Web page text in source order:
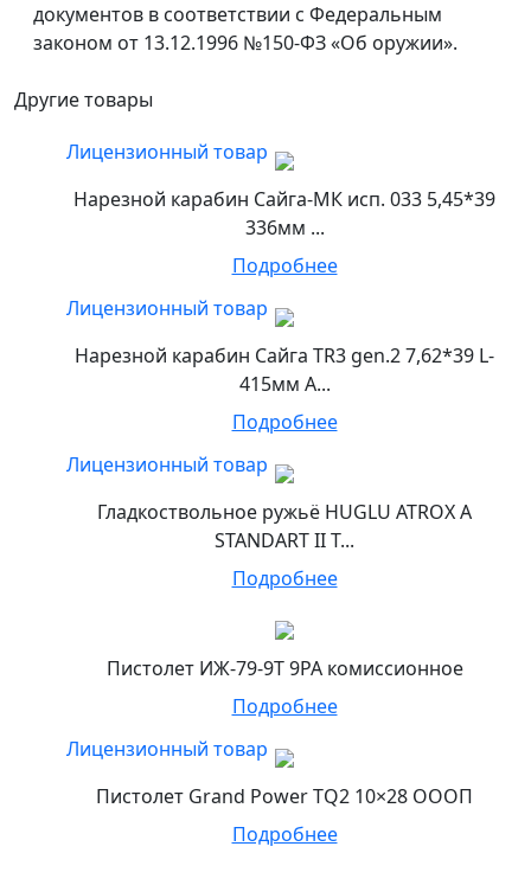
документов в соответствии с Федеральным
законом от 13.12.1996 №150-ФЗ «Об оружии».
Другие товары
Лицензионный товар
Нарезной карабин Сайга-МК исп. 033 5,45*39
336мм ...
Подробнее
Лицензионный товар
Нарезной карабин Сайга TR3 gen.2 7,62*39 L-
415мм А...
Подробнее
Лицензионный товар
Гладкоствольное ружьё HUGLU ATROX A
STANDART II T...
Подробнее
Пистолет ИЖ-79-9Т 9РА комиссионное
Подробнее
Лицензионный товар
Пистолет Grand Power TQ2 10×28 ОООП
Подробнее